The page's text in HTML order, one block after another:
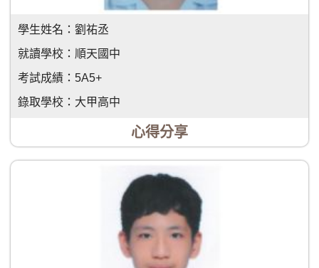
學生姓名： 劉祐丞
就讀學校： 順天國中
考試成績： 5A5+
錄取學校： 大甲高中
心得分享